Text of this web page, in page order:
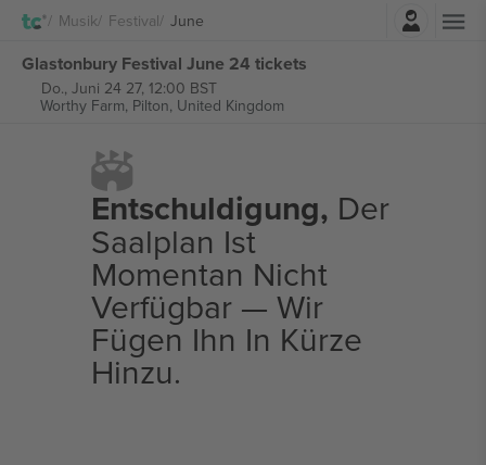
Musik Festival June
Glastonbury Festival June 24 tickets
Do., Juni 24 27, 12:00 BST
Worthy Farm, Pilton, United Kingdom
Entschuldigung, Der
Saalplan Ist
Momentan Nicht
Verfügbar — Wir
Fügen Ihn In Kürze
Hinzu.